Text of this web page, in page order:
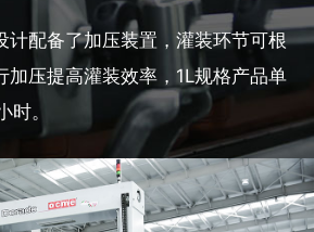
计配备了加压装置，灌装环节可根
加压提高灌装效率，1L规格产品单
。